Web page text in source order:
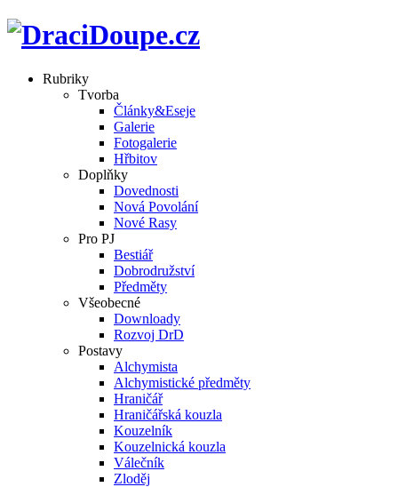
Rubriky
Tvorba
Články&Eseje
Galerie
Fotogalerie
Hřbitov
Doplňky
Dovednosti
Nová Povolání
Nové Rasy
Pro PJ
Bestiář
Dobrodružství
Předměty
Všeobecné
Downloady
Rozvoj DrD
Postavy
Alchymista
Alchymistické předměty
Hraničář
Hraničářská kouzla
Kouzelník
Kouzelnická kouzla
Válečník
Zloděj